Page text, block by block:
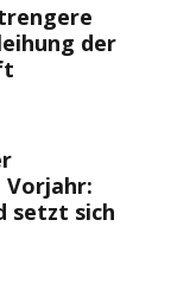
der
Vorjahr:
setzt sich